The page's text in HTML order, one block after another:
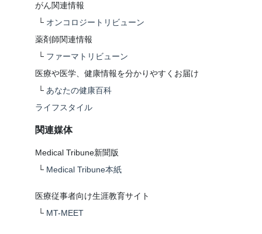
がん関連情報
└ オンコロジートリビューン
薬剤師関連情報
└ ファーマトリビューン
医療や医学、健康情報を分かりやすくお届け
└ あなたの健康百科
ライフスタイル
関連媒体
Medical Tribune新聞版
└ Medical Tribune本紙
医療従事者向け生涯教育サイト
└ MT-MEET